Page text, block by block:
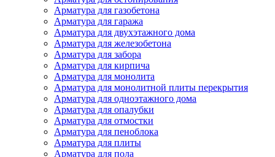
Арматура для газобетона
Арматура для гаража
Арматура для двухэтажного дома
Арматура для железобетона
Арматура для забора
Арматура для кирпича
Арматура для монолита
Арматура для монолитной плиты перекрытия
Арматура для одноэтажного дома
Арматура для опалубки
Арматура для отмостки
Арматура для пеноблока
Арматура для плиты
Арматура для пола